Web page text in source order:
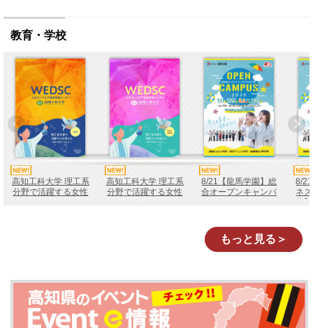
教育・学校
高知工科大学 理工系
分野で活躍する女性
高知工科大学 理工系
分野で活躍する女性
8/21【龍馬学園】総
合オープンキャンパ
8/
ネ
校
もっと見る＞